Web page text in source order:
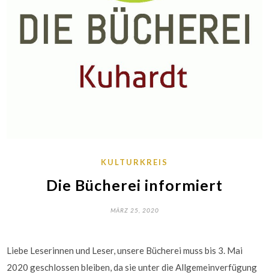
KULTURKREIS
Die Bücherei informiert
MÄRZ 25, 2020
Liebe Leserinnen und Leser, unsere Bücherei muss bis 3. Mai
2020 geschlossen bleiben, da sie unter die Allgemeinverfügung